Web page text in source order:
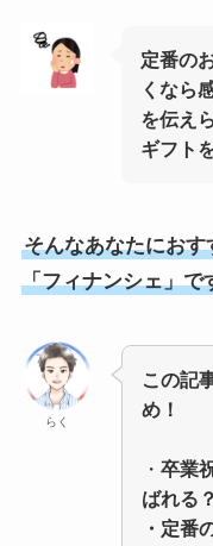
定番の
くなら
を伝え
ギフト
そんなあなたにお
「フィナンシェ」で
らく
この記
め！
・卒業
ばれる
・定番